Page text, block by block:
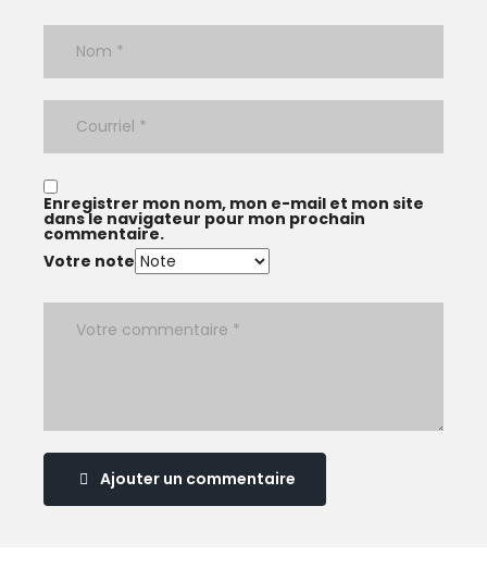
Enregistrer mon nom, mon e-mail et mon site
dans le navigateur pour mon prochain
commentaire.
Votre note
Ajouter un commentaire